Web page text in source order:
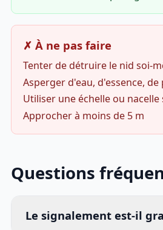
✗ À ne pas faire
Tenter de détruire le nid soi-
Asperger d'eau, d'essence, de
Utiliser une échelle ou nacelle
Approcher à moins de 5 m
Questions
Le signalement est-il